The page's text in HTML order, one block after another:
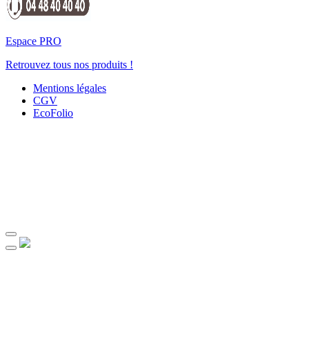
Espace PRO
Retrouvez tous nos produits !
Mentions légales
CGV
EcoFolio